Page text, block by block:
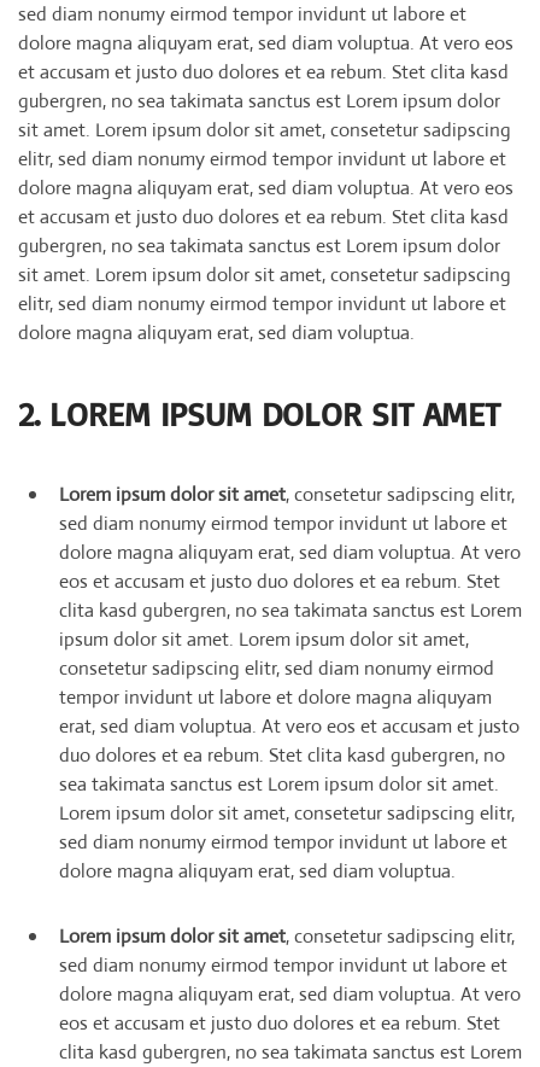
sed diam nonumy eirmod tempor invidunt ut labore et
dolore magna aliquyam erat, sed diam voluptua. At vero eos
et accusam et justo duo dolores et ea rebum. Stet clita kasd
gubergren, no sea takimata sanctus est Lorem ipsum dolor
sit amet. Lorem ipsum dolor sit amet, consetetur sadipscing
elitr, sed diam nonumy eirmod tempor invidunt ut labore et
dolore magna aliquyam erat, sed diam voluptua. At vero eos
et accusam et justo duo dolores et ea rebum. Stet clita kasd
gubergren, no sea takimata sanctus est Lorem ipsum dolor
sit amet. Lorem ipsum dolor sit amet, consetetur sadipscing
elitr, sed diam nonumy eirmod tempor invidunt ut labore et
dolore magna aliquyam erat, sed diam voluptua.
2. LOREM IPSUM DOLOR SIT AMET
Lorem ipsum dolor sit amet, consetetur sadipscing elitr,
sed diam nonumy eirmod tempor invidunt ut labore et
dolore magna aliquyam erat, sed diam voluptua. At vero
eos et accusam et justo duo dolores et ea rebum. Stet
clita kasd gubergren, no sea takimata sanctus est Lorem
ipsum dolor sit amet. Lorem ipsum dolor sit amet,
consetetur sadipscing elitr, sed diam nonumy eirmod
tempor invidunt ut labore et dolore magna aliquyam
erat, sed diam voluptua. At vero eos et accusam et justo
duo dolores et ea rebum. Stet clita kasd gubergren, no
sea takimata sanctus est Lorem ipsum dolor sit amet.
Lorem ipsum dolor sit amet, consetetur sadipscing elitr,
sed diam nonumy eirmod tempor invidunt ut labore et
dolore magna aliquyam erat, sed diam voluptua.
Lorem ipsum dolor sit amet, consetetur sadipscing elitr,
sed diam nonumy eirmod tempor invidunt ut labore et
dolore magna aliquyam erat, sed diam voluptua. At vero
eos et accusam et justo duo dolores et ea rebum. Stet
clita kasd gubergren, no sea takimata sanctus est Lorem